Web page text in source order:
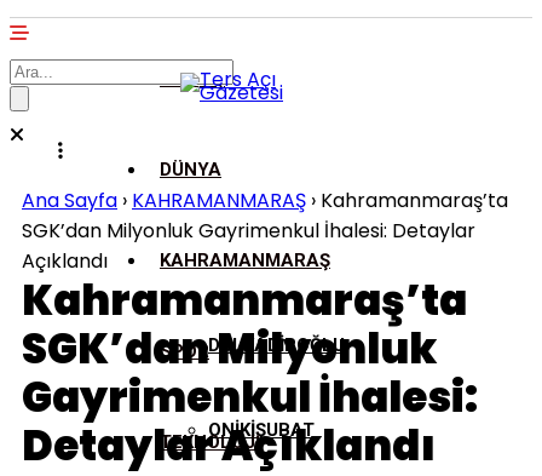
ASAYİŞ
DÜNYA
KAHRAMANMARAŞ
DULKADİROĞLU
ONİKİŞUBAT
SPOR
TEKNOLOJİ
Ana Sayfa › KAHRAMANMARAŞ › Kahramanmaraş’ta
SGK’dan Milyonluk Gayrimenkul İhalesi: Detaylar
Açıklandı
Kahramanmaraş’ta
SGK’dan Milyonluk
Gayrimenkul İhalesi:
Detaylar Açıklandı